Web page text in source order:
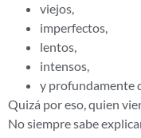
viejos,
imperfectos,
lentos,
intensos,
y profundamente
Quizá por eso, quien
No siempre sabe